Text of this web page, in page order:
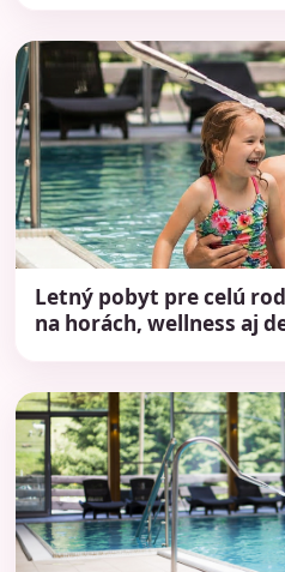
Letný pobyt pre celú
na horách, wellness aj